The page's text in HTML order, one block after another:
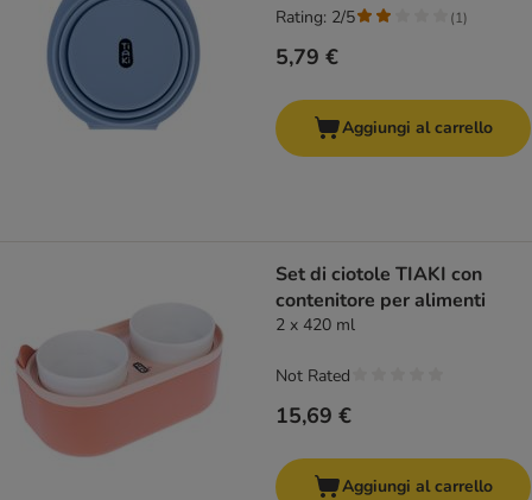
5,79 €
Rating: 2/5 (1)
Aggiungi al carrello
Set di ciotole TIAKI con
contenitore per alimenti
2 x 420 ml
15,69 €
Not Rated
Aggiungi al carrello